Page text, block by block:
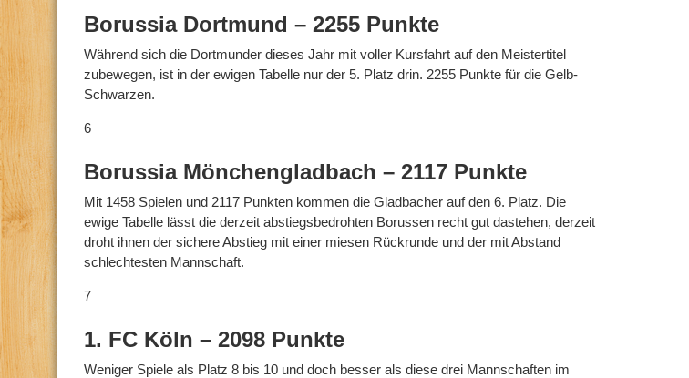
Borussia Dortmund – 2255 Punkte
Während sich die Dortmunder dieses Jahr mit voller Kursfahrt auf den Meistertitel
zubewegen, ist in der ewigen Tabelle nur der 5. Platz drin. 2255 Punkte für die Gelb-
Schwarzen.
6
Borussia Mönchengladbach – 2117 Punkte
Mit 1458 Spielen und 2117 Punkten kommen die Gladbacher auf den 6. Platz. Die
ewige Tabelle lässt die derzeit abstiegsbedrohten Borussen recht gut dastehen, derzeit
droht ihnen der sichere Abstieg mit einer miesen Rückrunde und der mit Abstand
schlechtesten Mannschaft.
7
1. FC Köln – 2098 Punkte
Weniger Spiele als Platz 8 bis 10 und doch besser als diese drei Mannschaften im